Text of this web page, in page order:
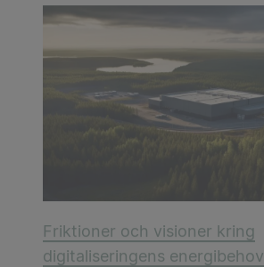
Friktioner och visioner kring
digitaliseringens energibehov